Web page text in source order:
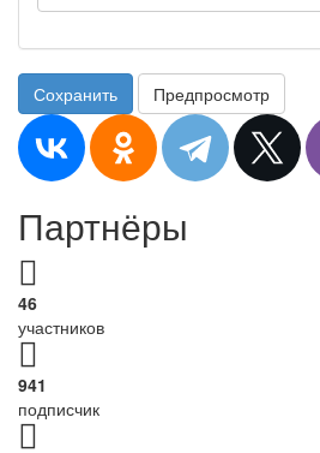
Сохранить Предпросмотр
Партнёры
46
участников
941
подписчик